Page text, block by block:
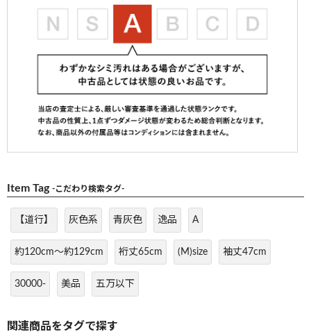
Item Tag -こだわり検索タグ-
【道行】 灰色系 青灰色 逸品 A
約120cm～約129cm 裄丈65cm (M)size 袖丈47cm
30000- 美品 五万以下